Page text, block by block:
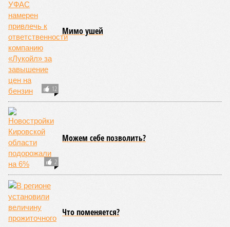
12
Мимо ушей
2
Можем себе позволить?
Что поменяется?